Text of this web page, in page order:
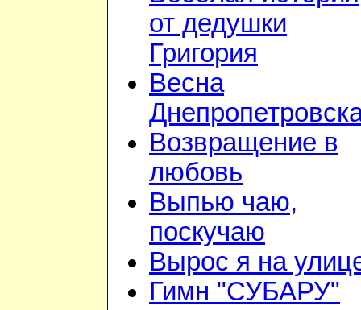
от дедушки
Григория
Весна
Возвращение в
любовь
Выпью чаю,
поскучаю
Вырос я на
Гимн "СУБАРУ"